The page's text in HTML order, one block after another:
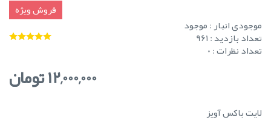
فروش ویژه
موجودی انبار :موجود
تعداد بازدید : 961
تعداد نظرات : 0
12,000,000 تومان
لایت باکس آویز